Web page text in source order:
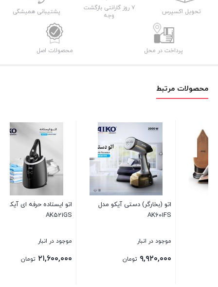
تحویل اکسپرس
۷ روز گارانتی بازگشت
وجه
پشتیبانی همیشگی
پرداخت در محل محصولات اصل
محصولات مرتبط
اتو ایستاده حرفه ای آیکو مدل
AK521GS
موجود در انبار
۲۱,۶۰۰,۰۰۰ تومان
موجود در انبار
۶,۹۶۰,۰۰۰ تومان